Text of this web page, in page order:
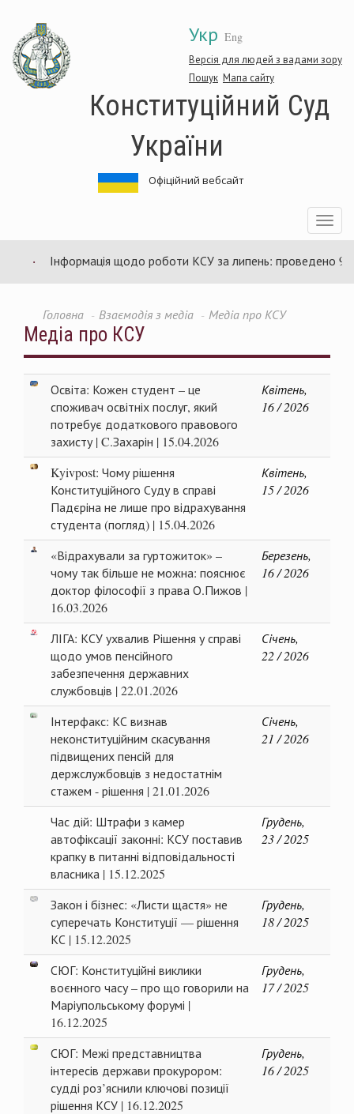
основного
матеріалу
Укр Eng
Версія для людей з вадами зору
Пошук Мапа сайту
Конституційний Суд
України
Офіційний вебсайт
Toggle
Інформація щодо роботи КСУ за липень: проведено 94
Головна Взаємодія з медіа Медіа про КСУ
Медіа про КСУ
Освіта: Кожен студент – це
споживач освітніх послуг, який
потребує додаткового правового
захисту | C.Захарін | 15.04.2026
Квітень,
16 / 2026
Kyivpost: Чому рішення
Конституційного Суду в справі
Падєріна не лише про відрахування
студента (погляд) | 15.04.2026
Квітень,
15 / 2026
«Відрахували за гуртожиток» –
чому так більше не можна: пояснює
доктор філософії з права О.Пижов |
16.03.2026
Березень,
16 / 2026
ЛІГА: КСУ ухвалив Рішення у справі
щодо умов пенсійного
забезпечення державних
службовців | 22.01.2026
Січень,
22 / 2026
Інтерфакс: КС визнав
неконституційним скасування
підвищених пенсій для
держслужбовців з недостатнім
стажем - рішення | 21.01.2026
Січень,
21 / 2026
Час дій: Штрафи з камер
автофіксації законні: КСУ поставив
крапку в питанні відповідальності
власника | 15.12.2025
Грудень,
23 / 2025
Закон і бізнес: «Листи щастя» не
суперечать Конституції — рішення
КС | 15.12.2025
Грудень,
18 / 2025
СЮГ: Конституційні виклики
воєнного часу – про що говорили на
Маріупольському форумі |
16.12.2025
Грудень,
17 / 2025
СЮГ: Межі представництва
інтересів держави прокурором:
судді роз’яснили ключові позиції
рішення КСУ | 16.12.2025
Грудень,
16 / 2025